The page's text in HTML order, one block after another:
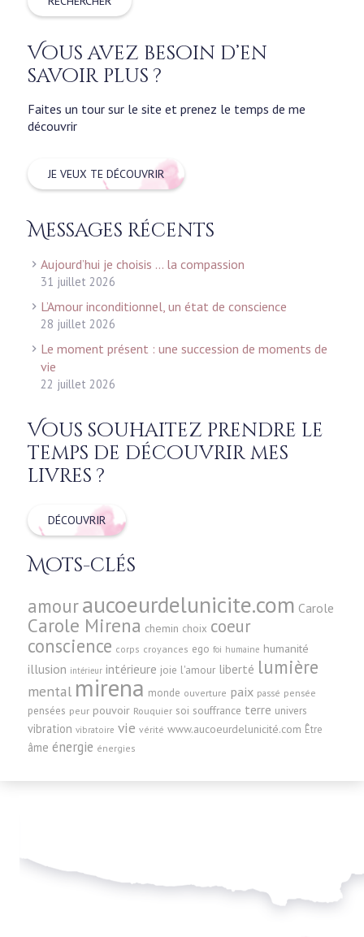
Vous avez besoin d’en
savoir plus ?
Faites un tour sur le site et prenez le temps de me
découvrir
JE VEUX TE DÉCOUVRIR
Messages récents
Aujourd’hui je choisis … la compassion
31 juillet 2026
L’Amour inconditionnel, un état de conscience
28 juillet 2026
Le moment présent : une succession de moments de
vie
22 juillet 2026
Vous souhaitez prendre le
temps de découvrir mes
livres ?
DÉCOUVRIR
Mots-clés
amouraucoeurdelunicite.com Carole
Carole Mirena chemin choix coeur
conscience corps croyances ego foi humaine humanité
illusion intérieur intérieure joie l'amour liberté lumière
mental mirena monde ouverture paix passé pensée
pensées peur pouvoir Rouquier soi souffrance terre univers
vibration vibratoire vie vérité www.aucoeurdelunicité.com Être
âme énergie énergies